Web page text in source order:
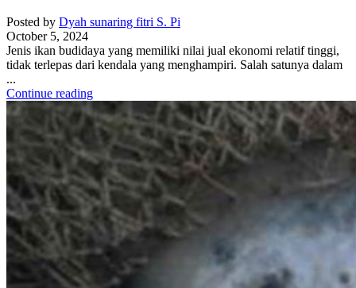
Posted by Dyah sunaring fitri S. Pi
October 5, 2024
Jenis ikan budidaya yang memiliki nilai jual ekonomi relatif tinggi,
tidak terlepas dari kendala yang menghampiri. Salah satunya dalam
...
Continue reading